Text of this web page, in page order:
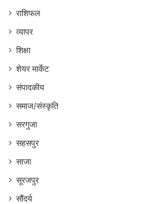
राशिफल
व्यापर
शिक्षा
शेयर मार्केट
संपादकीय
समाज/संस्कृति
सरगुजा
सहसपुर
साजा
सूरजपुर
सौंदर्य